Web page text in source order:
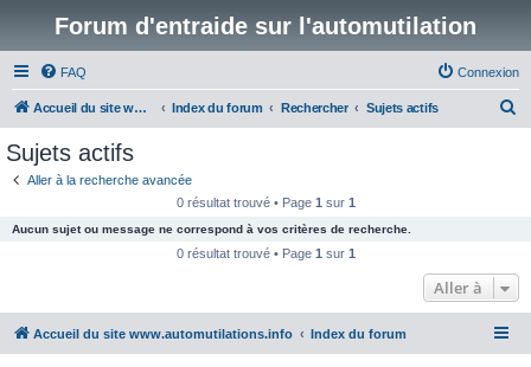
Forum d'entraide sur l'automutilation
FAQ Connexion
Accueil du site www.automutilations.info Index du forum Rechercher Sujets actifs
c
Sujets actifs
Aller à la recherche avancée
0 résultat trouvé • Page 1 sur 1
Aucun sujet ou message ne correspond à vos critères de recherche.
0 résultat trouvé • Page 1 sur 1
Aller à
Accueil du site www.automutilations.info Index du forum